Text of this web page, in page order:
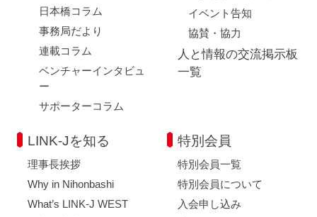
日本橋コラム
事務局だより
連載コラム
ベンチャーインタビュ
ー
サポーターコラム
イベント告知
協賛・協力
人と情報の交流掲示板
一覧
LINK-Jを知る
理事長挨拶
Why in Nihonbashi
What’s LINK-J WEST
特別会員
特別会員一覧
特別会員について
入会申し込み